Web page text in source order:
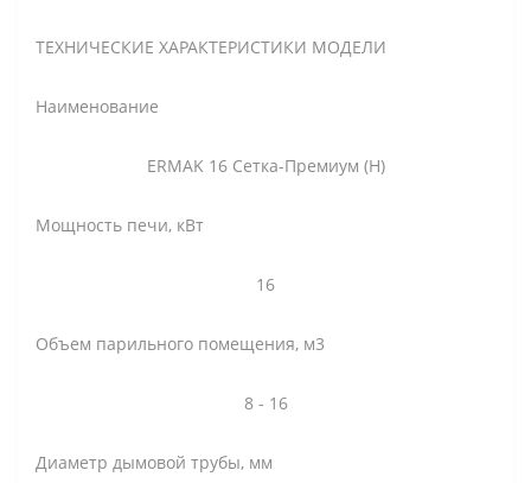
ТЕХНИЧЕСКИЕ ХАРАКТЕРИСТИКИ МОДЕЛИ
Наименование
ERMAK 16 Сетка-Премиум (Н)
Мощность печи, кВт
16
Объем парильного помещения, м3
8 - 16
Диаметр дымовой трубы, мм